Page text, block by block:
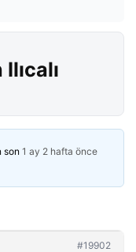
son 1 ay 2 hafta önce
#19902